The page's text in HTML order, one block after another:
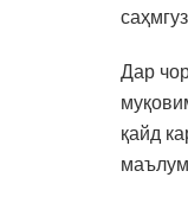
Дар
қайд